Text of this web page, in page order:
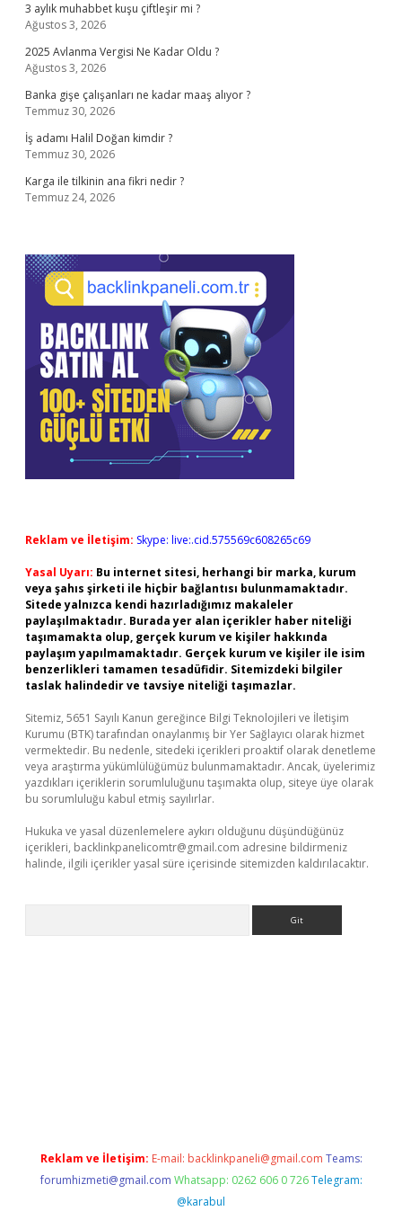
3 aylık muhabbet kuşu çiftleşir mi ?
Ağustos 3, 2026
2025 Avlanma Vergisi Ne Kadar Oldu ?
Ağustos 3, 2026
Banka gişe çalışanları ne kadar maaş alıyor ?
Temmuz 30, 2026
İş adamı Halil Doğan kimdir ?
Temmuz 30, 2026
Karga ile tilkinin ana fikri nedir ?
Temmuz 24, 2026
Reklam ve İletişim: Skype: live:.cid.575569c608265c69
Yasal Uyarı: Bu internet sitesi, herhangi bir marka, kurum
veya şahıs şirketi ile hiçbir bağlantısı bulunmamaktadır.
Sitede yalnızca kendi hazırladığımız makaleler
paylaşılmaktadır. Burada yer alan içerikler haber niteliği
taşımamakta olup, gerçek kurum ve kişiler hakkında
paylaşım yapılmamaktadır. Gerçek kurum ve kişiler ile isim
benzerlikleri tamamen tesadüfidir. Sitemizdeki bilgiler
taslak halindedir ve tavsiye niteliği taşımazlar.
Sitemiz, 5651 Sayılı Kanun gereğince Bilgi Teknolojileri ve İletişim
Kurumu (BTK) tarafından onaylanmış bir Yer Sağlayıcı olarak hizmet
vermektedir. Bu nedenle, sitedeki içerikleri proaktif olarak denetleme
veya araştırma yükümlülüğümüz bulunmamaktadır. Ancak, üyelerimiz
yazdıkları içeriklerin sorumluluğunu taşımakta olup, siteye üye olarak
bu sorumluluğu kabul etmiş sayılırlar.
Hukuka ve yasal düzenlemelere aykırı olduğunu düşündüğünüz
içerikleri, backlinkpanelicomtr@gmail.com adresine bildirmeniz
halinde, ilgili içerikler yasal süre içerisinde sitemizden kaldırılacaktır.
Reklam ve İletişim: E-mail: backlinkpaneli@gmail.com Teams:
forumhizmeti@gmail.com Whatsapp: 0262 606 0 726 Telegram:
@karabul